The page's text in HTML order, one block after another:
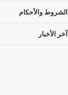
الشروط والأحكام
آخر الأخبار